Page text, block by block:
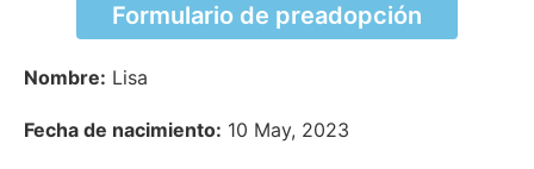
Formulario de preadopción
Nombre: Lisa
Fecha de nacimiento: 10 May, 2023